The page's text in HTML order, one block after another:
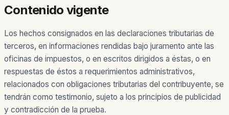
Contenido vigente
Los hechos consignados en las declaraciones tributarias de
terceros, en informaciones rendidas bajo juramento ante las
oficinas de impuestos, o en escritos dirigidos a éstas, o en
respuestas de éstos a requerimientos administrativos,
relacionados con obligaciones tributarias del contribuyente, se
tendrán como testimonio, sujeto a los principios de publicidad
y contradicción de la prueba.